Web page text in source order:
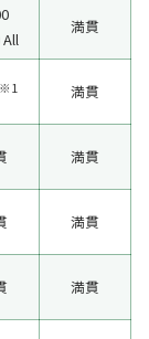
満貫
※1 満貫
満貫
満貫
満貫